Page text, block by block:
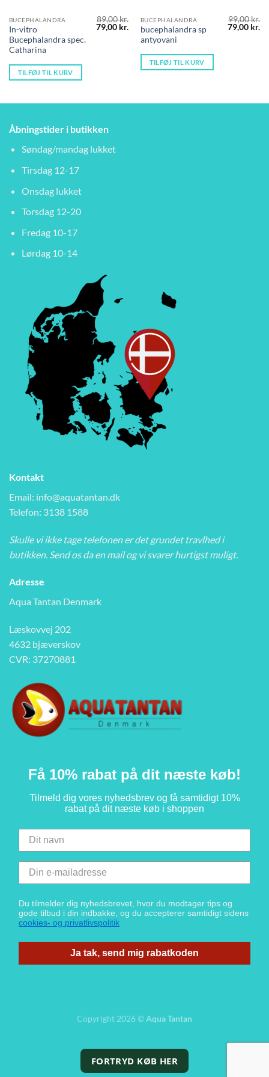
BUCEPHALANDRA
In-vitro
Bucephalandra spec.
Catharina
89,00kr.
Den
oprindelige
79,00 kr. Den
aktuelle
pris
79,00 kr..
TILFØJ TIL KURV
BUCEPHALANDRA
bucephalandra sp
antyovani
99,00kr.
Den
79,00 kr.
TILFØJ TIL KURV
Åbningstider i butikken
Søndag/mandag lukket
Tirsdag 12-17
Onsdag lukket
Torsdag 12-20
Fredag 10-17
Lørdag 10-14
Kontakt
Email: info@aquatantan.dk
Telefon: 3138 1588
Skulle vi ikke tage telefonen er det grundet travlhed i
butikken. Send os da en mail og vi svarer hurtigst muligt.
Adresse
Aqua Tantan Denmark
Læskovvej 202
4632 bjæverskov
CVR: 37270881
Få 10% rabat på dit næste køb!
Tilmeld dig vores nyhedsbrev og få samtidigt 10%
rabat på dit næste køb i shoppen
Du tilmelder dig nyhedsbrevet, hvor du modtager tips og
gode tilbud i din indbakke, og du accepterer samtidigt sidens
cookies- og privatlivspolitik
Ja tak, send mig rabatkoden
Copyright 2026 ©Aqua Tantan
FORTRYD KØB HER